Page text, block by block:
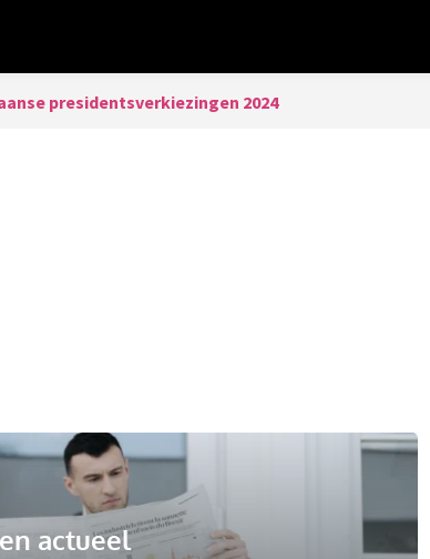
presidentsverkiezingen 2024
actueel